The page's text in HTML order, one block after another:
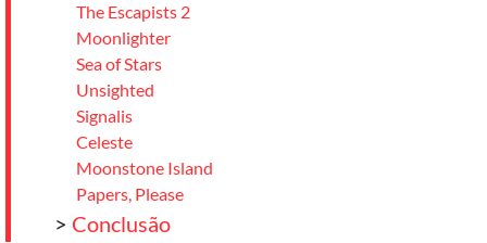
The Escapists 2
Moonlighter
Sea of Stars
Unsighted
Signalis
Celeste
Moonstone Island
Papers, Please
> Conclusão